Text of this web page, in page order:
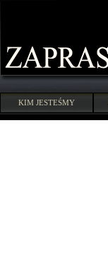
KIM JESTEŚMY